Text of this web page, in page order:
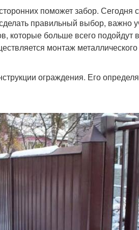
поможет забор. Сегодня
правильный выбор, важно
которые больше всего подойдут
монтаж
ограждения. Его